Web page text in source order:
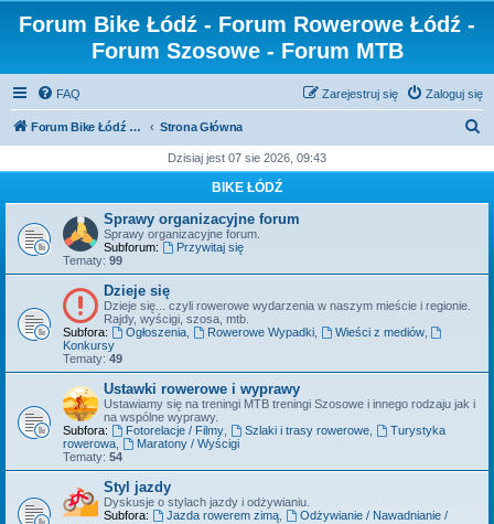
Forum Bike Łódź - Forum Rowerowe Łódź -
Forum Szosowe - Forum MTB
FAQ Zaloguj się
Zarejestruj się
Forum Bike Łódź - Forum Rowerowe Łódź - Forum Szosowe - Forum MTB Strona Główna
k
Dzisiaj jest 07 sie 2026, 09:43
BIKE ŁÓDŹ
Sprawy organizacyjne forum
Sprawy organizacyjne forum.
Subforum:
Przywitaj się
Tematy: 99
Dzieje się
Dzieje się... czyli rowerowe wydarzenia w naszym mieście i regionie.
Rajdy, wyścigi, szosa, mtb.
Subfora:
Ogłoszenia, Rowerowe Wypadki, Wieści z mediów,
Konkursy
Tematy: 49
Ustawki rowerowe i wyprawy
Ustawiamy się na treningi MTB treningi Szosowe i innego rodzaju jak i
na wspólne wyprawy.
Subfora:
Fotorelacje / Filmy, Szlaki i trasy rowerowe,
Turystyka
rowerowa
Maratony / Wyścigi
Tematy: 54
Styl jazdy
Dyskusje o stylach jazdy i odżywianiu.
Subfora:
Jazda rowerem zimą,
Odżywianie / Nawadnianie /